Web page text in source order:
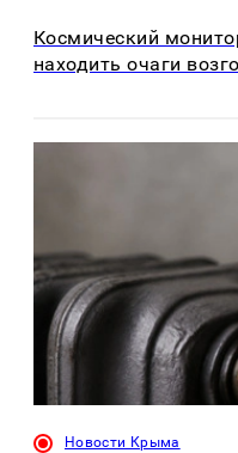
Космический
находить очаги
Новости Крыма